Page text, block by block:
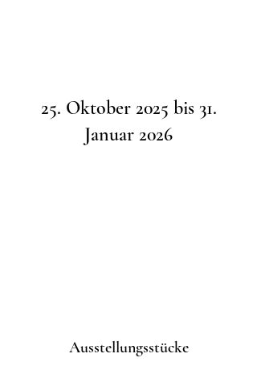
25. Oktober 2025 bis 31.
Januar 2026
Ausstellungsstücke